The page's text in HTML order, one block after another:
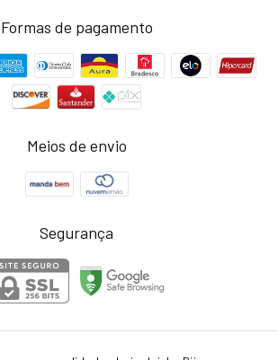
Formas de pagamento
Meios de envio
Segurança